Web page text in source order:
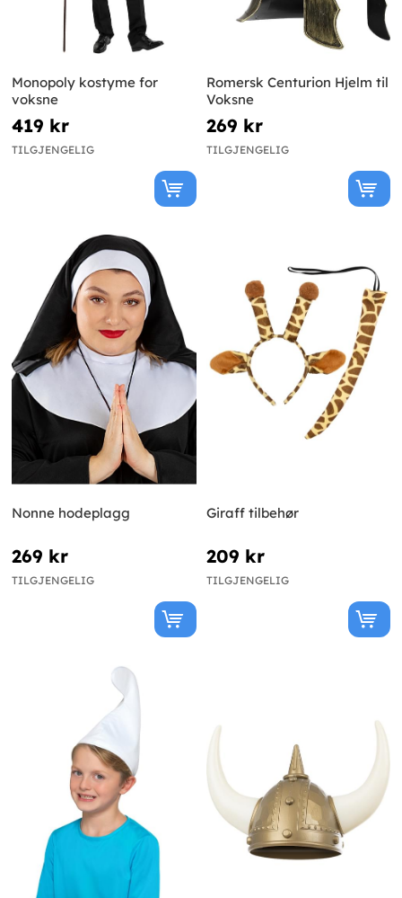
Monopoly kostyme for
voksne
419 kr
TILGJENGELIG
Romersk Centurion Hjelm til
Voksne
269 kr
TILGJENGELIG
Nonne hodeplagg
269 kr
TILGJENGELIG
Giraff tilbehør
209 kr
TILGJENGELIG